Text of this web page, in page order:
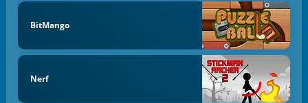
BitMango
Nerf